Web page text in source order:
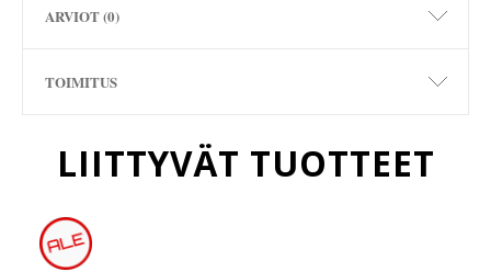
ARVIOT (0)
TOIMITUS
LIITTYVÄT TUOTTEET